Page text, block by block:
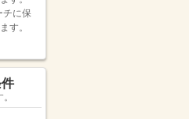
チに保
す。